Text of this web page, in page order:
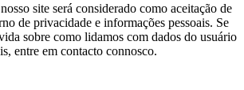
site será considerado como aceitação de
de privacidade e informações pessoais. Se
sobre como lidamos com dados do usuário
entre em contacto connosco.